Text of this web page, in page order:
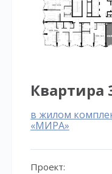
Квартира
в жилом
«МИРА»
Проект: